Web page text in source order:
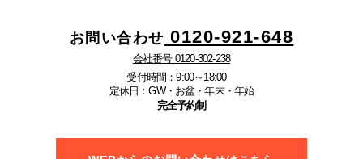
お問い合わせ 0120-921-648
会社番号 0120-302-238
受付時間：9:00～18:00
定休日：GW・お盆・年末・年始
完全予約制